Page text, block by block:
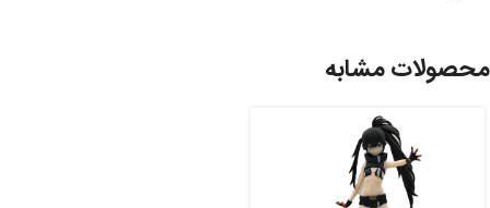
محصولات مشابه